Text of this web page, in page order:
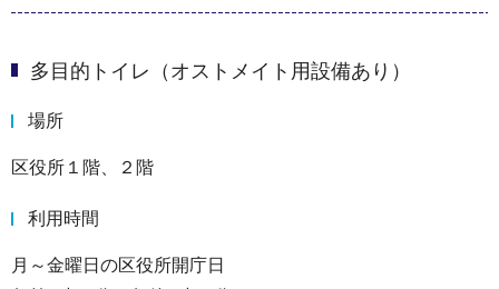
多目的トイレ（オストメイト用設備あり）
場所
区役所１階、２階
利用時間
月～金曜日の区役所開庁日